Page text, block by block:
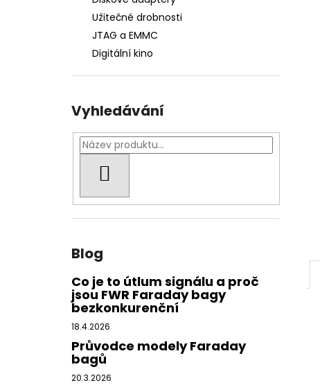
Užitečné drobnosti
JTAG a EMMC
Digitální kino
Vyhledávání
Blog
Co je to útlum signálu a proč
jsou FWR Faraday bagy
bezkonkurenční
18.4.2026
Průvodce modely Faraday
bagů
20.3.2026
FWR FARADAY BAG STŘEDNÍ GEN. M -
VODĚODOLNÝ
1 812 Kč